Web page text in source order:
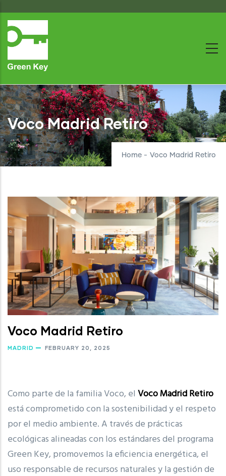
to
main
Voco Madrid Retiro
Home - Voco Madrid Retiro
Voco Madrid Retiro
MADRID FEBRUARY 20, 2025
Como parte de la familia Voco, el Voco Madrid Retiro
está comprometido con la sostenibilidad y el respeto
por el medio ambiente. A través de prácticas
ecológicas alineadas con los estándares del programa
Green Key, promovemos la eficiencia energética, el
uso responsable de recursos naturales y la gestión de